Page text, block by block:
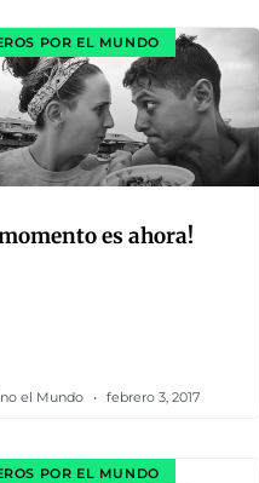
POR EL MUNDO
es ahora!
el Mundo febrero 3, 2017
POR EL MUNDO